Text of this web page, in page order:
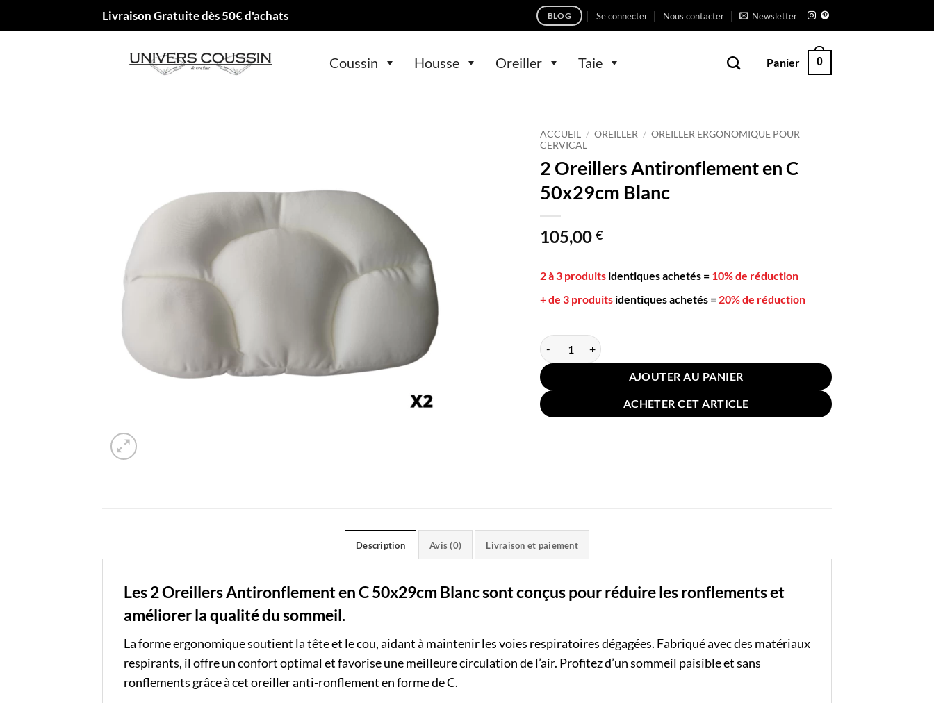
Livraison Gratuite dès 50€ d'achats BLOG Se connecter Nous contacter Newsletter
Coussin Housse Oreiller Taie Panier 0
ACCUEIL / OREILLER / OREILLER ERGONOMIQUE POUR
CERVICAL
2 Oreillers Antironflement en C
50x29cm Blanc
105,00 €
2 à 3 produits identiques achetés = 10% de réduction
+ de 3 produits identiques achetés = 20% de réduction
quantité de 2 Oreillers Antironflement en C 50x29cm Blanc
AJOUTER AU PANIER
ACHETER CET ARTICLE
Description Avis (0) Livraison et paiement
Les 2 Oreillers Antironflement en C 50x29cm Blancsont conçus pour réduire les ronflements et
améliorer la qualité du sommeil.
La forme ergonomique soutient la tête et le cou, aidant à maintenir les voies respiratoires dégagées. Fabriqué avec des matériaux
respirants, il offre un confort optimal et favorise une meilleure circulation de l’air. Profitez d’un sommeil paisible et sans
ronflements grâce à cet oreiller anti-ronflement en forme de C.